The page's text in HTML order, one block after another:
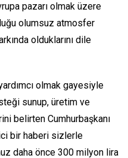
pazarı olmak üzere
olumsuz atmosfer
olduklarını dile
olmak gayesiyle
sunup, üretim ve
belirten Cumhurbaşkanı
bir haberi sizlerle
daha önce 300 milyon lira